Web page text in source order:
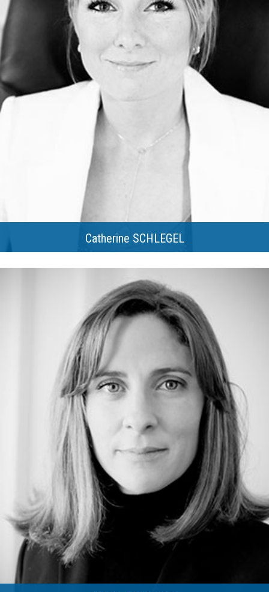
Catherine SCHLEGEL